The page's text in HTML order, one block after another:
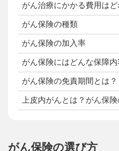
がん治療にかかる費用はど
がん保険の種類
がん保険の加入率
がん保険にはどんな保障内
がん保険の免責期間とは？
上皮内がんとは？がん保
がん保険の選び方